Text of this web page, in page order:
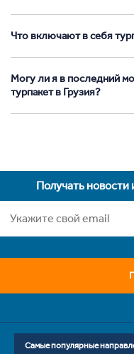
Что включают в себя
Могу ли я в последний
турпакет в Грузия?
Получать
Самые популярные